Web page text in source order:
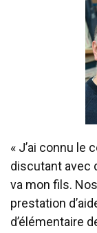
« J’ai connu le
discutant avec
va mon fils.
prestation
d’élémentaire